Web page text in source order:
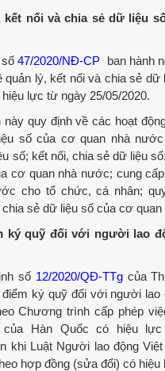
kết nối và chia sẻ dữ liệu
số47/2020/NĐ-CP ban hành
quản lý, kết nối và chia sẻ dữ
lực từ ngày 25/05/2020.
này quy định về các hoạt
số của cơ quan nhà
số; kết nối, chia sẻ dữ liệu
cơ quan nhà nước; cung
cho tổ chức, cá nhân;
chia sẻ dữ liệu số của cơ
ký quỹ đối với người lao
số 12/2020/QĐ-TTgcủa
ký quỹ đối với người lao
Chương trình cấp phép
của Hàn Quốc có hiệu
khi Luật Người lao động
hợp đồng (sửa đổi) có hiệu